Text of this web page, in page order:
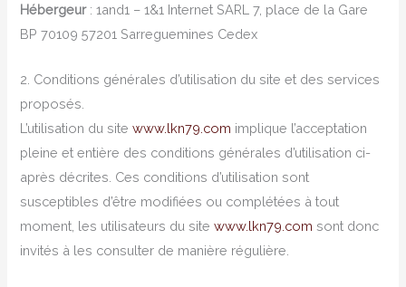
Hébergeur: 1and1 – 1&1 Internet SARL 7, place de la Gare
BP 70109 57201 Sarreguemines Cedex
2. Conditions générales d’utilisation du site et des services
proposés.
L’utilisation du sitewww.lkn79.com implique l’acceptation
pleine et entière des conditions générales d’utilisation ci-
après décrites. Ces conditions d’utilisation sont
susceptibles d’être modifiées ou complétées à tout
moment, les utilisateurs du sitewww.lkn79.com sont donc
invités à les consulter de manière régulière.